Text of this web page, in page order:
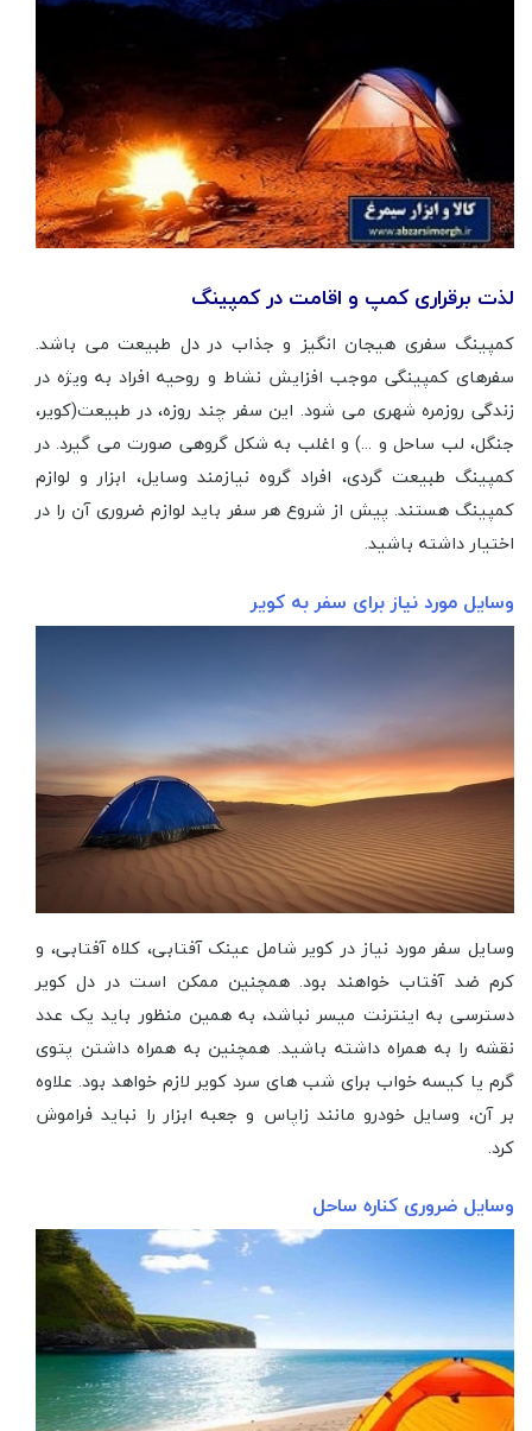
لذت برقراری کمپ و اقامت در کمپینگ
کمپینگ سفری هیجان انگیز و جذاب در دل طبیعت می باشد.
سفرهای کمپینگی موجب افزایش نشاط و روحیه افراد به ویژه در
زندگی روزمره شهری می شود. این سفر چند روزه، در طبیعت(کویر،
جنگل، لب ساحل و ...) و اغلب به شکل گروهی صورت می گیرد. در
کمپینگ طبیعت گردی، افراد گروه نیازمند وسایل، ابزار و لوازم
کمپینگ هستند. پیش از شروع هر سفر باید لوازم ضروری آن را در
اختیار داشته باشید.
وسایل مورد نیاز برای سفر به کویر
وسایل سفر مورد نیاز در کویر شامل عینک آفتابی، کلاه آفتابی، و
کرم ضد آفتاب خواهند بود. همچنین ممکن است در دل کویر
دسترسی به اینترنت میسر نباشد، به همین منظور باید یک عدد
نقشه را به همراه داشته باشید. همچنین به همراه داشتن پتوی
گرم یا کیسه خواب برای شب های سرد کویر لازم خواهد بود. علاوه
بر آن، وسایل خودرو مانند زاپاس و جعبه ابزار را نباید فراموش
کرد.
وسایل ضروری کناره ساحل